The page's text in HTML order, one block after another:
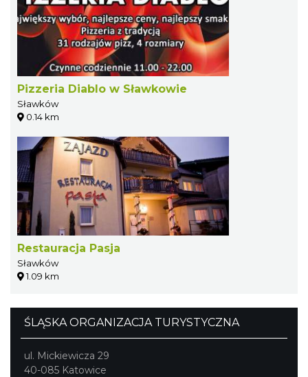
Pizzeria Diablo w Sławkowie
Sławków
0.14 km
Restauracja Pasja
Sławków
1.09 km
ŚLĄSKA ORGANIZACJA TURYSTYCZNA
ul. Mickiewicza 29
40-085 Katowice